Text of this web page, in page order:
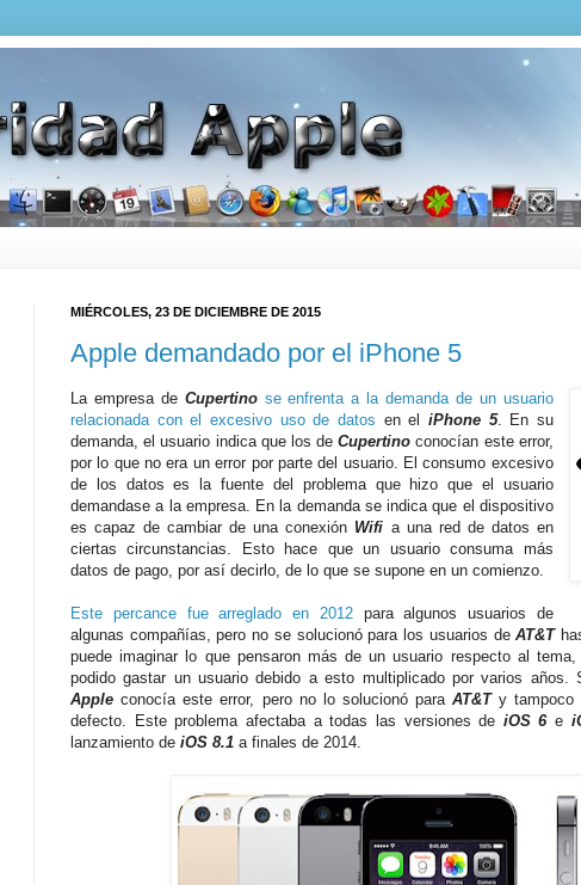
MIÉRCOLES, 23 DE DICIEMBRE DE 2015
Apple demandado por el iPhone 5
La empresa de Cupertino se enfrenta a la demanda de un usuario
relacionada con el excesivo uso de datos en el iPhone 5. En su
demanda, el usuario indica que los deCupertinoconocían este error,
por lo que no era un error por parte del usuario. El consumo excesivo
de los datos es la fuente del problema que hizo que el usuario
demandase a la empresa. En la demanda se indica que el dispositivo
es capaz de cambiar de una conexión Wifi a una red de datos en
ciertas circunstancias. Esto hace que un usuario consuma más
datos de pago, por así decirlo, de lo que se supone en un comienzo.
Este percance fue arreglado en 2012para algunos usuarios de
algunas compañías, pero no se solucionó para los usuarios deAT&T
puede imaginar lo que pensaron más de un usuario respecto al
podido gastar un usuario debido a esto multiplicado por varios años.
Apple conocía este error, pero no lo solucionó paraAT&Ty tampoco
defecto. Este problema afectaba a todas las versiones de iOS 6e
lanzamiento de iOS 8.1 a finales de 2014.